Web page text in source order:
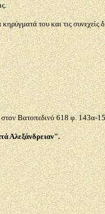
του και τις συνεχείς
Βατοπεδινό 618 φ. 143α-
Αλεξάνδρειαν".